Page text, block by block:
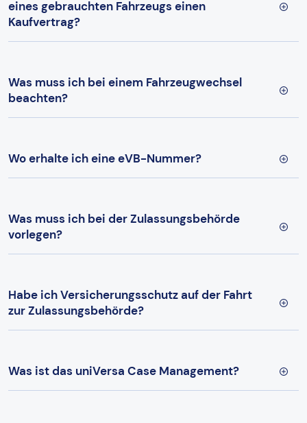
eines gebrauchten Fahrzeugs einen
Kaufvertrag?
Was muss ich bei einem Fahrzeugwechsel
beachten?
Wo erhalte ich eine eVB-Nummer?
Was muss ich bei der Zulassungsbehörde
vorlegen?
Habe ich Versicherungsschutz auf der Fahrt
zur Zulassungsbehörde?
Was ist das uniVersa Case Management?